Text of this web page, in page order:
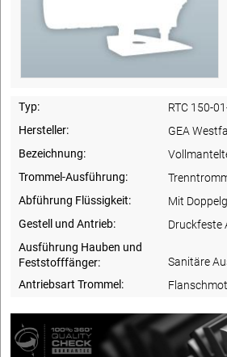
Typ:
RTC 150-
Hersteller:
GEA
Bezeichnung:
Trommel-Ausführung:
Abführung Flüssigkeit:
Mit
Gestell und Antrieb:
Druckfeste
Ausführung Hauben und
Feststofffänger:
Sanitäre
Antriebsart Trommel: